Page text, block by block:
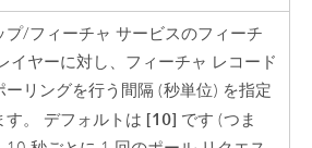
プ/フィーチャ サービスのフィーチ
イヤーに対し、フィーチャ レコード
ーリングを行う間隔 (秒単位) を指定
す。 デフォルトは [10] です (つま